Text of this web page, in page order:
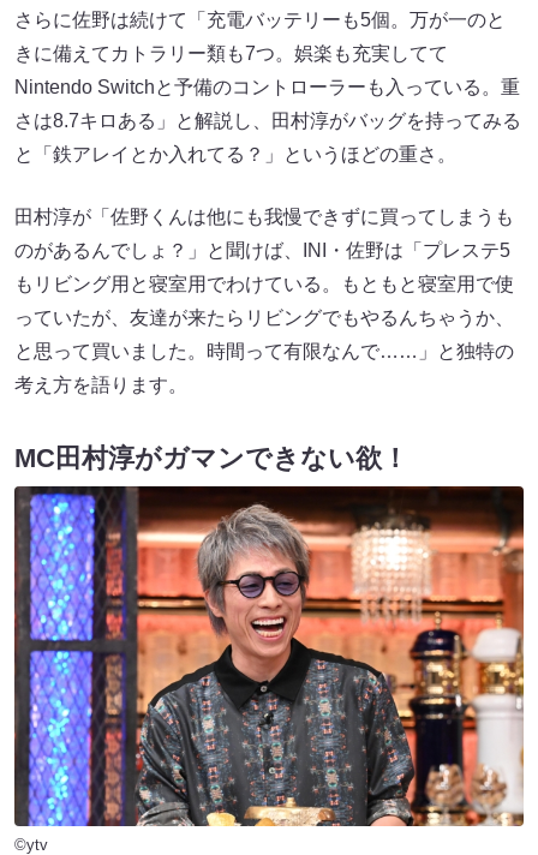
さらに佐野は続けて「充電バッテリーも5個。万が一のと
きに備えてカトラリー類も7つ。娯楽も充実してて
Nintendo Switchと予備のコントローラーも入っている。重
さは8.7キロある」と解説し、田村淳がバッグを持ってみる
と「鉄アレイとか入れてる？」というほどの重さ。
田村淳が「佐野くんは他にも我慢できずに買ってしまうも
のがあるんでしょ？」と聞けば、INI・佐野は「プレステ5
もリビング用と寝室用でわけている。もともと寝室用で使
っていたが、友達が来たらリビングでもやるんちゃうか、
と思って買いました。時間って有限なんで……」と独特の
考え方を語ります。
MC田村淳がガマンできない欲！
©ytv